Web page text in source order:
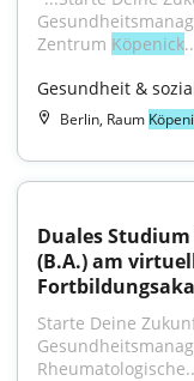
Zentrum Köpenick
Gesundheit &
Berlin, Raum
Duales
(B.A.) am
Starte Deine